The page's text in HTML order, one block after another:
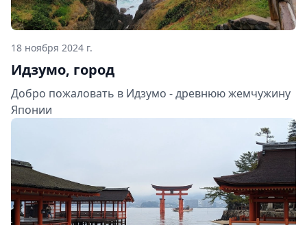
18 ноября 2024 г.
Идзумо, город
Добро пожаловать в Идзумо - древнюю жемчужину
Японии